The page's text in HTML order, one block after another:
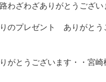
わざわざありがとうござい
のプレゼント ありがとう
がとうございます・・宮